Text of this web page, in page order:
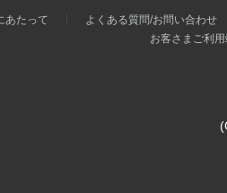
あたって よくある質問/お問い合わせ
お客さまご利